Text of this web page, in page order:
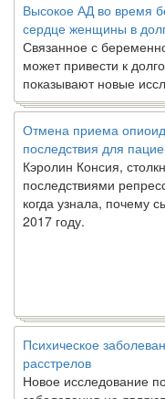
Высокое АД во время
сердце женщины в
Связанное с
может привести к
показывают новые
Отмена приема
последствия для
Кэролин Консия,
последствиями
когда узнала, почему
2017 году.
Психическое
расстрелов
Новое исследование